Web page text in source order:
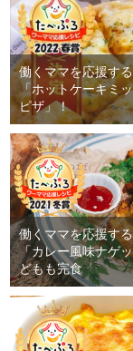
働くママを応援す
「ホットケーキミ
ピザ」！
働くママを応援す
「カレー風味ナゲ
どもも完食